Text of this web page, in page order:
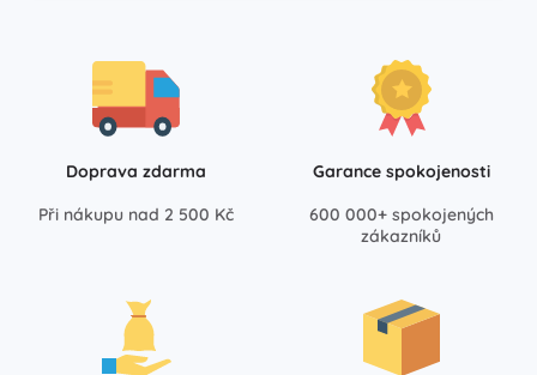
Doprava zdarma
Při nákupu nad 2 500 Kč
Garance spokojenosti
600 000+ spokojených
zákazníků